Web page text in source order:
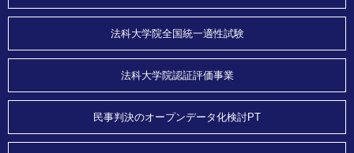
法科大学院全国統一適性試験
法科大学院認証評価事業
民事判決のオープンデータ化検討PT